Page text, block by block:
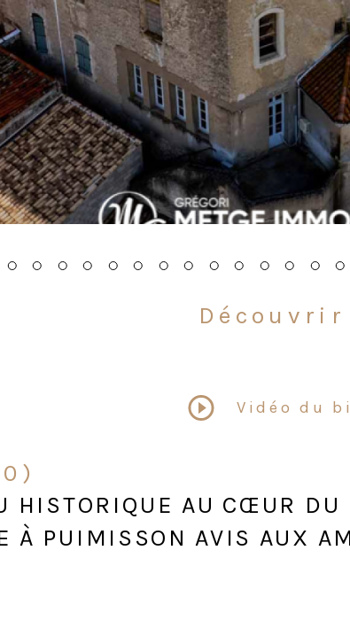
Découvrir
Vidéo du
HISTORIQUE AU CŒUR DU
À PUIMISSON AVIS AUX